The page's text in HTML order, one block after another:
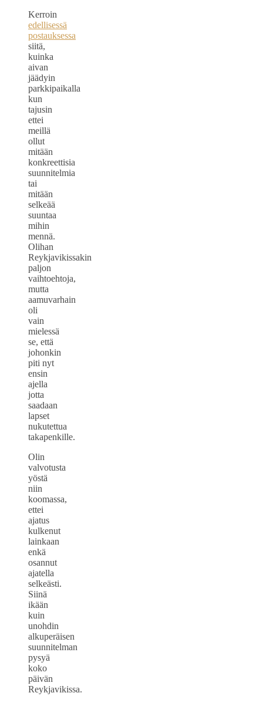
Kerroin
edellisessä
postauksessa
siitä,
kuinka
aivan
jäädyin
parkkipaikalla
kun
tajusin
ettei
meillä
ollut
mitään
konkreettisia
suunnitelmia
tai
mitään
selkeää
suuntaa
mihin
mennä.
Olihan
Reykjavikissakin
paljon
vaihtoehtoja,
mutta
aamuvarhain
oli
vain
mielessä
se, että
johonkin
piti nyt
ensin
ajella
jotta
saadaan
lapset
nukutettua
takapenkille.
Olin
valvotusta
yöstä
niin
koomassa,
ettei
ajatus
kulkenut
lainkaan
enkä
osannut
ajatella
selkeästi.
Siinä
ikään
kuin
unohdin
alkuperäisen
suunnitelman
pysyä
koko
päivän
Reykjavikissa.